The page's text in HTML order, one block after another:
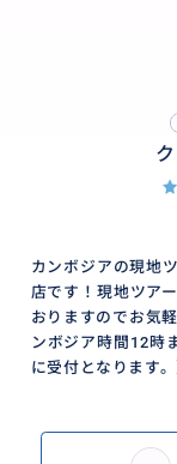
カンボジアの現地
店です！現地ツア
おりますのでお気
ンボジア時間12時
に受付となります。